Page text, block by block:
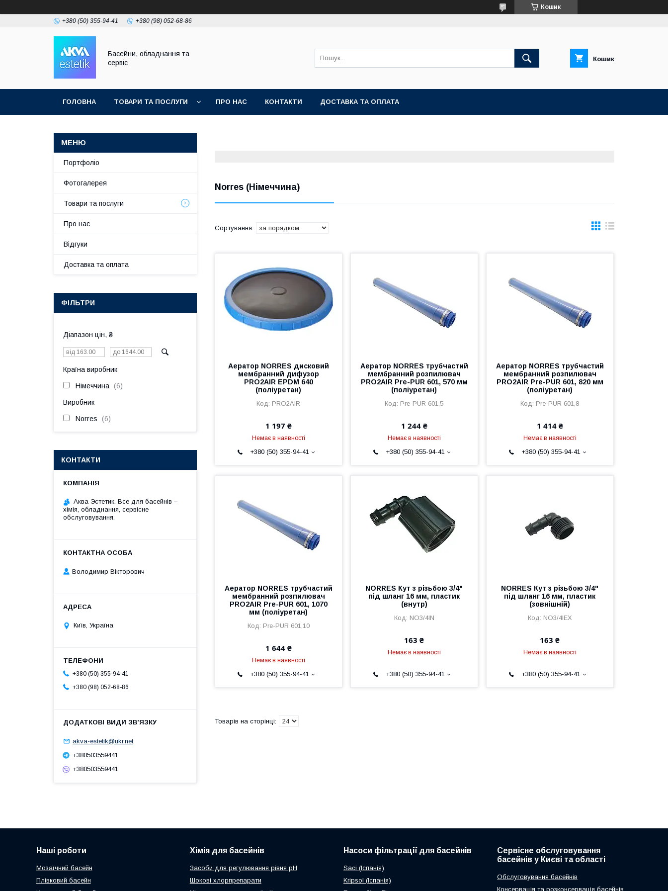
Кошик
+380 (50) 355-94-41 +380 (98) 052-68-86
Басейни, обладнання та
сервіс
Кошик
ГОЛОВНА ТОВАРИ ТА ПОСЛУГИ ПРО НАС КОНТАКТИ ДОСТАВКА ТА ОПЛАТА
Norres (Німеччина)
Аератор NORRES дисковий
мембранний дифузор
PRO2AIR EPDM 640
(поліуретан)
PRO2AIR
1 197 ₴
Немає в наявності
+380 (50) 355-94-41
Аератор NORRES трубчастий
мембранний розпилювач
PRO2AIR Pre-PUR 601, 570 мм
(поліуретан)
Pre-PUR 601,5
1 244 ₴
Немає в наявності
+380 (50) 355-94-41
Аератор NORRES трубчастий
мембранний розпилювач
PRO2AIR Pre-PUR 601, 820 мм
(поліуретан)
Pre-PUR 601,8
1 414 ₴
Немає в наявності
+380 (50) 355-94-41
Аератор NORRES трубчастий
мембранний розпилювач
PRO2AIR Pre-PUR 601, 1070
мм (поліуретан)
Pre-PUR 601,10
1 644 ₴
Немає в наявності
+380 (50) 355-94-41
NORRES Кут з різьбою 3/4"
під шланг 16 мм, пластик
(внутр)
NO3/4IN
163 ₴
Немає в наявності
+380 (50) 355-94-41
NORRES Кут з різьбою 3/4"
під шланг 16 мм, пластик
(зовнішній)
NO3/4IEX
163 ₴
Немає в наявності
+380 (50) 355-94-41
Портфоліо
Фотогалерея
Товари та послуги
Про нас
Відгуки
Доставка та оплата
ФІЛЬТРИ
Діапазон цін, ₴
Країна виробник
Німеччина 6
Виробник
Norres 6
КОНТАКТИ
Аква Эстетик. Все для басейнів –
хімія, обладнання, сервісне
обслуговування.
Володимир Вікторович
Київ, Україна
+380 (50) 355-94-41
+380 (98) 052-68-86
akva-estetik@ukr.net
+380503559441
+380503559441
Наші роботи
Мозаїчний басейн
Плівковий басейн
Хімія для басейнів
Засоби для регулювання рівня рН
Шокові хлорпрепарати
Насоси фільтрації для басейнів
Saci (Іспанія)
Kripsol (Іспанія)
Сервісне обслуговування
басейнів у Києві та області
Обслуговування басейнів
Консервація та розконсервація басейнів